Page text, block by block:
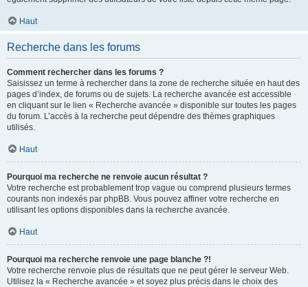
Haut
Recherche dans les forums
Comment rechercher dans les forums ?
Saisissez un terme à rechercher dans la zone de recherche située en haut des
pages d’index, de forums ou de sujets. La recherche avancée est accessible
en cliquant sur le lien « Recherche avancée » disponible sur toutes les pages
du forum. L’accès à la recherche peut dépendre des thèmes graphiques
utilisés.
Haut
Pourquoi ma recherche ne renvoie aucun résultat ?
Votre recherche est probablement trop vague ou comprend plusieurs termes
courants non indexés par phpBB. Vous pouvez affiner votre recherche en
utilisant les options disponibles dans la recherche avancée.
Haut
Pourquoi ma recherche renvoie une page blanche ?!
Votre recherche renvoie plus de résultats que ne peut gérer le serveur Web.
Utilisez la « Recherche avancée » et soyez plus précis dans le choix des